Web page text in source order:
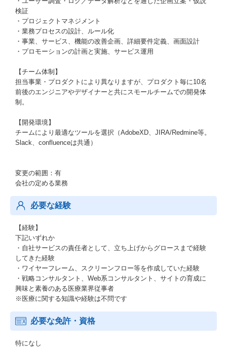
検証
・プロジェクトマネジメント
・業務プロセスの設計、ルール化
・事業、サービス、機能の改善企画、詳細要件定義、画面設計
・プロモーションの計画と実施、サービス運用
【チーム体制】
担当事業・プロダクトにより異なりますが、プロダクト毎に10名
前後のエンジニアやデザイナーと共にスモールチームでの開発体
制。
【開発環境】
チームにより最適なツールを選択（AdobeXD、JIRA/Redmine等。
Slack、confluenceは共通）
変更の範囲：有
会社の定める業務
必要な経験
【経験】
下記いずれか
・自社サービスの責任者として、立ち上げからグロースまで経験
してきた経験
・ワイヤーフレーム、スクリーンフロー等を作成していた経験
・戦略コンサルタント、Web系コンサルタント、サイトの育成に
興味と素養のある医療業界従事者
※医療に関する知識や経験は不問です
必要な免許・資格
特になし